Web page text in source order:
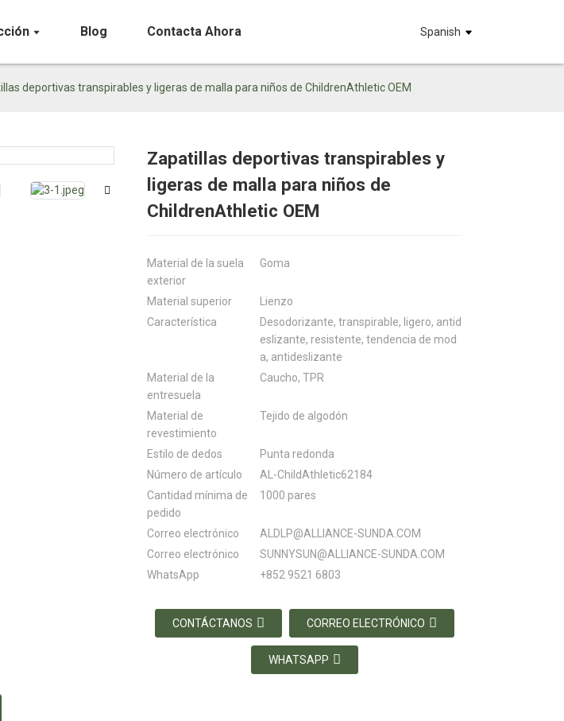
Blog Contacta Ahora Spanish
deportivas transpirables y ligeras de malla para niños de ChildrenAthletic OEM
Loading...
Loading...
Zapatillas deportivas transpirables y
ligeras de malla para niños de
ChildrenAthletic OEM
Material de la suela
exterior
Goma
Material superior
Lienzo
Característica
Desodorizante, transpirable, ligero, antid
eslizante, resistente, tendencia de mod
a, antideslizante
Material de la
entresuela
Caucho, TPR
Material de
revestimiento
Tejido de algodón
Estilo de dedos
Punta redonda
Número de artículo
AL-ChildAthletic62184
Cantidad mínima de
pedido
1000 pares
Correo electrónico
ALDLP@ALLIANCE-SUNDA.COM
Correo electrónico
SUNNYSUN@ALLIANCE-SUNDA.COM
WhatsApp
+852 9521 6803
CONTÁCTANOS CORREO ELECTRÓNICO
WHATSAPP